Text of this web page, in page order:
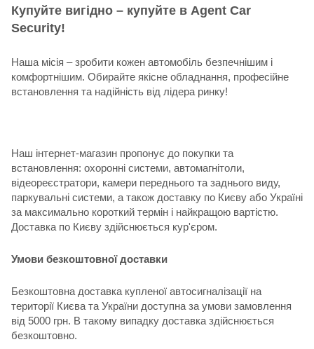
Купуйте вигідно – купуйте в Agent Car
Security!
Наша місія – зробити кожен автомобіль безпечнішим і
комфортнішим. Обирайте якісне обладнання, професійне
встановлення та надійність від лідера ринку!
Наш інтернет-магазин пропонує до покупки та
встановлення: охоронні системи, автомагнітоли,
відеореєстратори, камери переднього та заднього виду,
паркувальні системи, а також доставку по Києву або Україні
за максимально короткий термін і найкращою вартістю.
Доставка по Києву здійснюється кур'єром.
Умови безкоштовної доставки
Безкоштовна доставка купленої автосигналізації на
території Києва та України доступна за умови замовлення
від 5000 грн. В такому випадку доставка здійснюється
безкоштовно.